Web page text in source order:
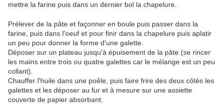
mettre la farine puis dans un dernier bol la chapelure.
Prélever de la pâte et façonner en boule puis passer dans la
farine, puis dans l'oeuf et pour finir dans la chapelure puis aplatir
un peu pour donner la forme d'une galette.
Déposer sur un plateau jusqu'à épuisement de la pâte (se rincer
les mains entre trois ou quatre galettes car le mélange est un peu
collant).
Chauffer l'huile dans une poêle, puis faire frire des deux côtés les
galettes et les déposer au fur et à mesure sur une assiette
couverte de papier absorbant.